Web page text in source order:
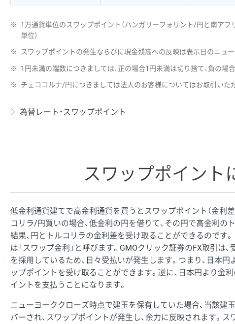
EUR/AUD 103円
160円
※ハンガリーフォリント/円と南アフリカランド/円とメキシコペソ/
※
1万通貨単位のスワップポイント（ハンガリーフォリント/円と南ア
単位）
※ スワップポイントの発生ならびに現金残高への反映は表示日のニュ
※ 1円未満の端数につきましては、正の場合1円未満は切り捨て、負の場
※ チェココルナ/円につきましては法人のお客様についてはお取引いた
為替レート・スワップポイント
スワップポイント
低金利通貨建てで高金利通貨を買うとスワップポイント（金利
コリラ/円買いの場合、低金利の円を借りて、その円で高金利の
結果、円とトルコリラの金利差を受け取ることができるのです
は「スワップ金利」と呼びます。GMOクリック証券のFX取引は
を採用しているため、日々受払いが発生します。つまり、日本
ップポイントを受け取ることができます。逆に、日本円より金
イントを支払うことになります。
ニューヨーククローズ時点で建玉を保有していた場合、当該建
バーされ、スワップポイントが発生し、余力に反映されます。